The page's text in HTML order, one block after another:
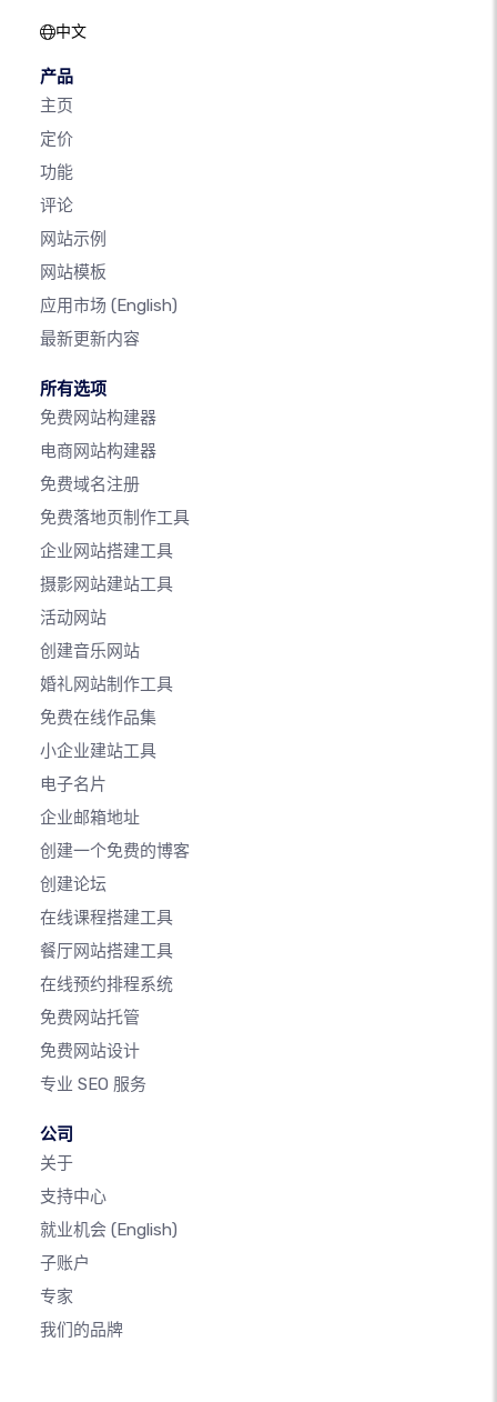
中文
产品
主页
定价
功能
评论
网站示例
网站模板
应用市场 (English)
最新更新内容
所有选项
免费网站构建器
电商网站构建器
免费域名注册
免费落地页制作工具
企业网站搭建工具
摄影网站建站工具
活动网站
创建音乐网站
婚礼网站制作工具
免费在线作品集
小企业建站工具
电子名片
企业邮箱地址
创建一个免费的博客
创建论坛
在线课程搭建工具
餐厅网站搭建工具
在线预约排程系统
免费网站托管
免费网站设计
专业 SEO 服务
公司
关于
支持中心
就业机会 (English)
子账户
专家
我们的品牌